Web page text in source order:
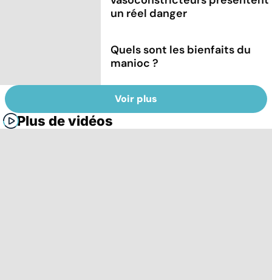
un réel danger
Quels sont les bienfaits du
manioc ?
Voir plus
Plus de vidéos